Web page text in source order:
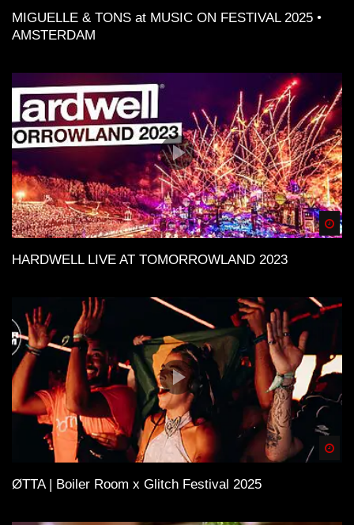
MIGUELLE & TONS at MUSIC ON FESTIVAL 2025 •
AMSTERDAM
HARDWELL LIVE AT TOMORROWLAND 2023
ØTTA | Boiler Room x Glitch Festival 2025